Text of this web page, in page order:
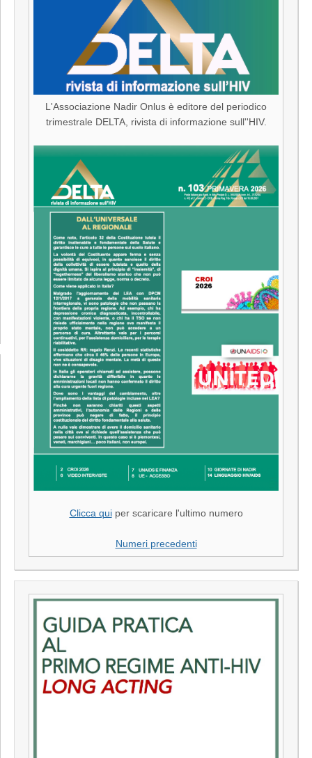
L'Associazione Nadir Onlus è editore del periodico
trimestrale DELTA, rivista di informazione sull''HIV.
Clicca quiper scaricare l'ultimo numero
Numeri precedenti